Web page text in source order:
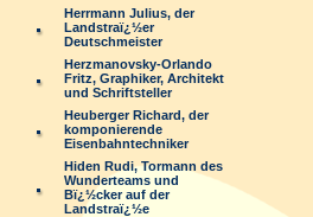
Herrmann Julius, der
Landstraï¿½er
Deutschmeister
Herzmanovsky-Orlando
Fritz, Graphiker, Architekt
und Schriftsteller
Heuberger Richard, der
komponierende
Eisenbahntechniker
Hiden Rudi, Tormann des
Wunderteams und
Bï¿½cker auf der
Landstraï¿½e